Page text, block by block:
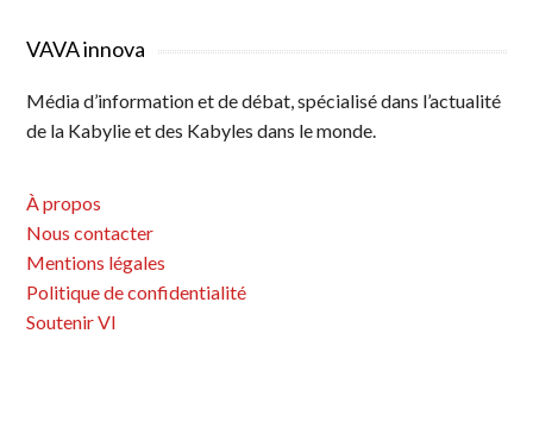
VAVA innova
Média d’information et de débat, spécialisé dans l’actualité
de la Kabylie et des Kabyles dans le monde.
À propos
Nous contacter
Mentions légales
Politique de confidentialité
Soutenir VI